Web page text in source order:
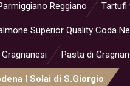
Reggiano Tartufi
Superior Quality Coda
Pasta di
I Solai di S.Giorgio